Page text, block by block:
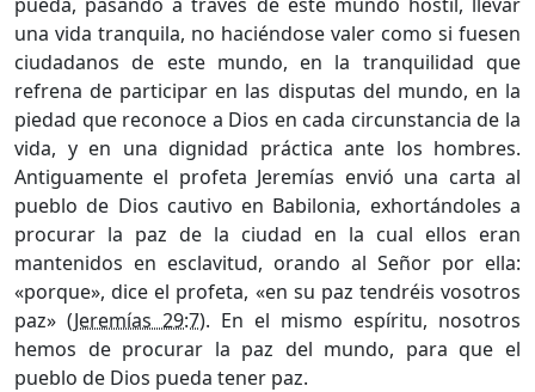
una vida tranquila, no haciéndose valer como si fuesen
ciudadanos de este mundo, en la tranquilidad que
refrena de participar en las disputas del mundo, en la
piedad que reconoce a Dios en cada circunstancia de la
vida, y en una dignidad práctica ante los hombres.
Antiguamente el profeta Jeremías envió una carta al
pueblo de Dios cautivo en Babilonia, exhortándoles a
procurar la paz de la ciudad en la cual ellos eran
mantenidos en esclavitud, orando al Señor por ella:
«porque», dice el profeta, «en su paz tendréis vosotros
paz» (Jeremías 29:7). En el mismo espíritu, nosotros
hemos de procurar la paz del mundo, para que el
pueblo de Dios pueda tener paz.